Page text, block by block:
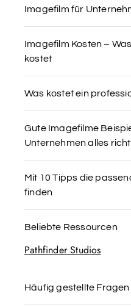
Imagefilm für
Imagefilm Kosten –
kostet
Was kostet ein
Gute Imagefilme
Unternehmen alles
Mit 10 Tipps die
finden
Beliebte Ressourcen
Pathfinder Studios
Häufig gestellte Fragen